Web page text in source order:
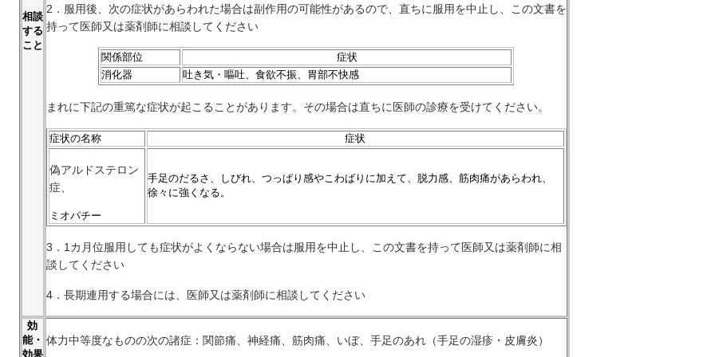
相談
する
こと
2．服用後、次の症状があらわれた場合は副作用の可能性があるので、直ちに服用を中止し、この文書を
持って医師又は薬剤師に相談してください
関係部位
症状
消化器
吐き気・嘔吐、食欲不振、胃部不快感
まれに下記の重篤な症状が起こることがあります。その場合は直ちに医師の診療を受けてください。
症状の名称 症状
偽アルドステロン
症、
ミオパチー
手足のだるさ、しびれ、つっぱり感やこわばりに加えて、脱力感、筋肉痛があらわれ、
徐々に強くなる。
3．1カ月位服用しても症状がよくならない場合は服用を中止し、この文書を持って医師又は薬剤師に相
談してください
4．長期連用する場合には、医師又は薬剤師に相談してください
効
能・
効果
体力中等度なものの次の諸症：関節痛、神経痛、筋肉痛、いぼ、手足のあれ（手足の湿疹・皮膚炎）